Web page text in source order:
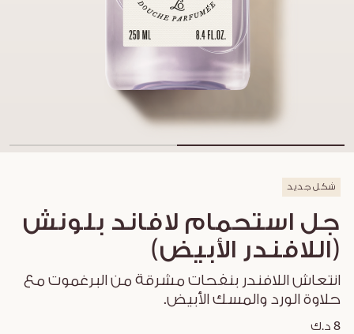
شكل جديد
جل استحمام لافاند بلونش
(اللافندر الأبيض)
انتعاش اللافندر بنفحات مشرقة من البرغموت مع
حلاوة الورد والمسك الأبيض.
8 د.ك